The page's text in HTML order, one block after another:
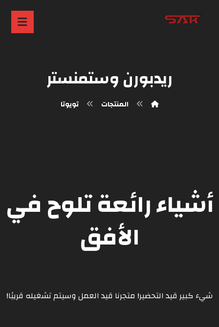
ريدبورن وستمنستر
المنتجات تويوتا
أشياء رائعة تلوح في
الأفق
شيء كبير قيد التحضير! متجرنا قيد العمل وسيتم تشغيله قريبًا!